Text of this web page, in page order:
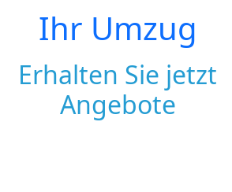
Ihr Umzug
Erhalten Sie jetzt
Angebote